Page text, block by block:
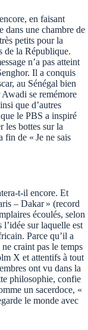
en faisant
dans une chambre de
petits pour la
de la République.
n’a pas atteint
Il a conquis
au Sénégal bien
se remémore
que d’autres
le PBS a inspiré
les bottes sur la
fin de « Je ne sais
t-il encore. Et
– Dakar » (record
écoulés, selon
sur laquelle est
Parce qu’il a
craint pas le temps
X et attentifs à tout
ont vu dans la
philosophie, confie
un sacerdoce, «
le monde avec